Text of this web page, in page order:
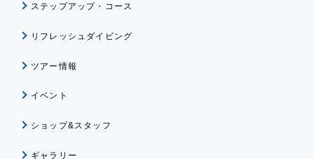
ステップアップ・コース
リフレッシュダイビング
ツアー情報
イベント
ショップ&スタッフ
ギャラリー